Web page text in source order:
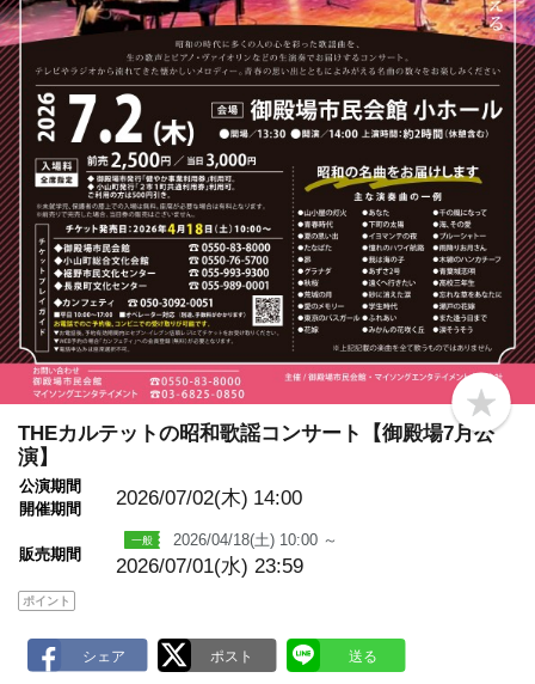
b
o
o
THEカルテットの昭和歌謡コンサート【御殿場7月公
演】
公演期間
開催期間
2026/07/02(木) 14:00
販売期間
2026/04/18(土) 10:00 ～
2026/07/01(水) 23:59
ポイント